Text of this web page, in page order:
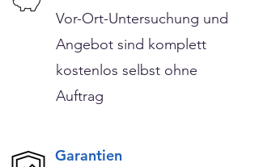
Vor-Ort-Untersuchung und
Angebot sind komplett
kostenlos selbst ohne
Auftrag
Garantien